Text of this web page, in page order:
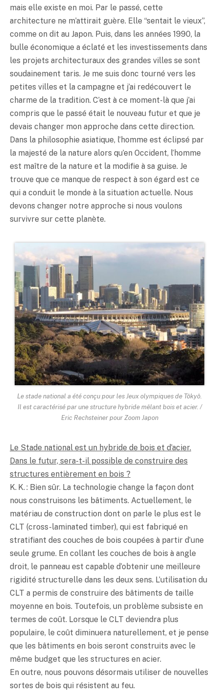
mais elle existe en moi. Par le passé, cette
architecture ne m’attirait guère. Elle “sentait le vieux”,
comme on dit au Japon. Puis, dans les années 1990, la
bulle économique a éclaté et les investissements dans
les projets architecturaux des grandes villes se sont
soudainement taris. Je me suis donc tourné vers les
petites villes et la campagne et j’ai redécouvert le
charme de la tradition. C’est à ce moment-là que j’ai
compris que le passé était le nouveau futur et que je
devais changer mon approche dans cette direction.
Dans la philosophie asiatique, l’homme est éclipsé par
la majesté de la nature alors qu’en Occident, l’homme
est maître de la nature et la modifie à sa guise. Je
trouve que ce manque de respect à son égard est ce
qui a conduit le monde à la situation actuelle. Nous
devons changer notre approche si nous voulons
survivre sur cette planète.
Le stade national a été conçu pour les Jeux olympiques de Tôkyô.
Il est caractérisé par une structure hybride mêlant bois et acier. /
Eric Rechsteiner pour Zoom Japon
Le Stade national est un hybride de bois et d’acier.
Dans le futur, sera-t-il possible de construire des
structures entièrement en bois ?
K. K. : Bien sûr. La technologie change la façon dont
nous construisons les bâtiments. Actuellement, le
matériau de construction dont on parle le plus est le
CLT (cross-laminated timber), qui est fabriqué en
stratifiant des couches de bois coupées à partir d’une
seule grume. En collant les couches de bois à angle
droit, le panneau est capable d’obtenir une meilleure
rigidité structurelle dans les deux sens. L’utilisation du
CLT a permis de construire des bâtiments de taille
moyenne en bois. Toutefois, un problème subsiste en
termes de coût. Lorsque le CLT deviendra plus
populaire, le coût diminuera naturellement, et je pense
que les bâtiments en bois seront construits avec le
même budget que les structures en acier.
En outre, nous pouvons désormais utiliser de nouvelles
sortes de bois qui résistent au feu.